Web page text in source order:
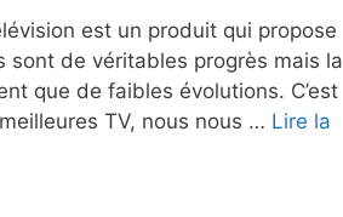
est un produit qui propose
sont de véritables progrès mais la
que de faibles évolutions. C’est
TV, nous nous … Lire la